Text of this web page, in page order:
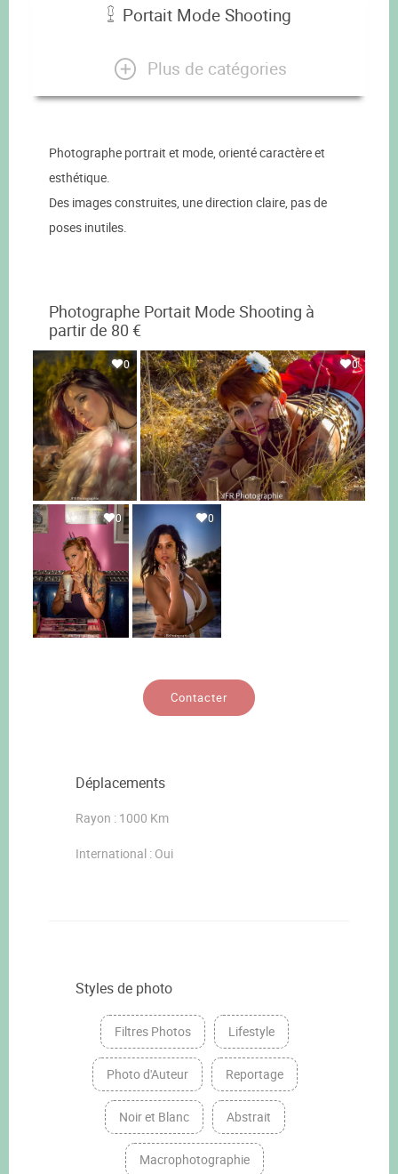
Portait Mode Shooting
Plus de catégories
Photographe portrait et mode, orienté caractère et
esthétique.
Des images construites, une direction claire, pas de
poses inutiles.
Photographe Portait Mode Shooting à
partir de 80 €
0 0
0 0
Contacter
Déplacements
Rayon : 1000 Km
International : Oui
Styles de photo
Filtres Photos Lifestyle
Photo d'Auteur Reportage
Noir et Blanc Abstrait
Macrophotographie